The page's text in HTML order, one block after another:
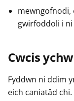
mewngofnodi,
gwirfoddoli i ni
Cwcis
Fyddwn ni ddim
eich caniatâd chi.